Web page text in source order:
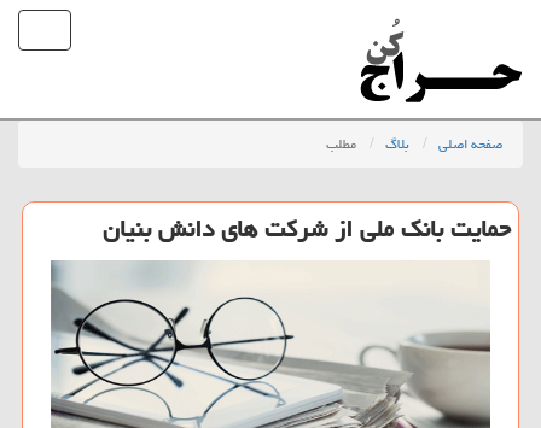
صفحه اصلی بلاگ مطلب
حمایت بانک ملی از شرکت های دانش بنیان